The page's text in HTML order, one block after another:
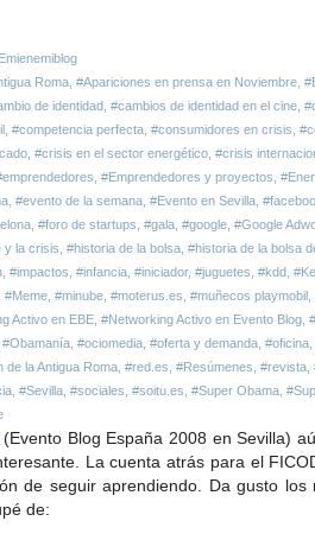
Roma #Apariciones en prensa en Noviembre
de identidad #cambios de identidad en el cine
#competencia perfecta #consumidores en crisis
#crisis en el sector energético #crisis
#Emprendedores y proyectos
#evento de la semana #Evento en Sevilla
#foro de startups #gala #google #Google
y la crisis #historia de la bolsa #historia de la bolsa
#impactos #infancia #iniciador, #juguetes #kdd
#Meme #minube #moterus.es #muñecos playmobil
Activo en EBE #Networking Activo en Evento Blog
#Obamanía #ociomedia #oferta y demanda #oficina
de la Antigua Roma #red.es #Resúmenes #revista
#Sevilla #sociales #soitu.es #Super Obama
Blog España 2008 en Sevilla)
La cuenta atrás para el
de seguir aprendiendo. Da gusto
de: